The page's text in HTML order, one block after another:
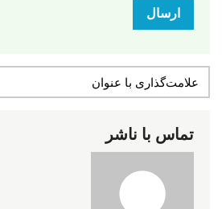
ارسال
تماس با ناشر